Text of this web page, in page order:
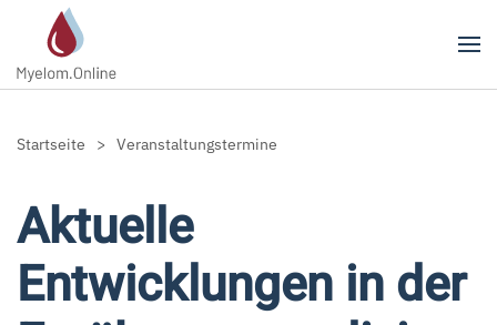
Zum Hauptinhalt springen
Startseite Veranstaltungstermine
Aktuelle
Entwicklungen in der